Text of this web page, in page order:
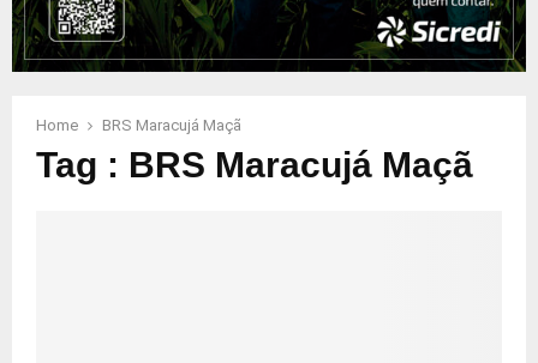
Home BRS Maracujá Maçã
Tag : BRS Maracujá Maçã